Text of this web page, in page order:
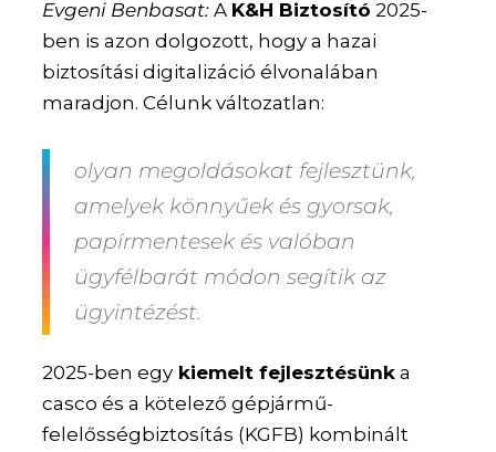
Evgeni Benbasat: A K&H Biztosító 2025-
ben is azon dolgozott, hogy a hazai
biztosítási digitalizáció élvonalában
maradjon. Célunk változatlan:
olyan megoldásokat fejlesztünk,
amelyek könnyűek és gyorsak,
papírmentesek és valóban
ügyfélbarát módon segítik az
ügyintézést.
2025-ben egy kiemelt fejlesztésünk a
casco és a kötelező gépjármű-
felelősségbiztosítás (KGFB) kombinált